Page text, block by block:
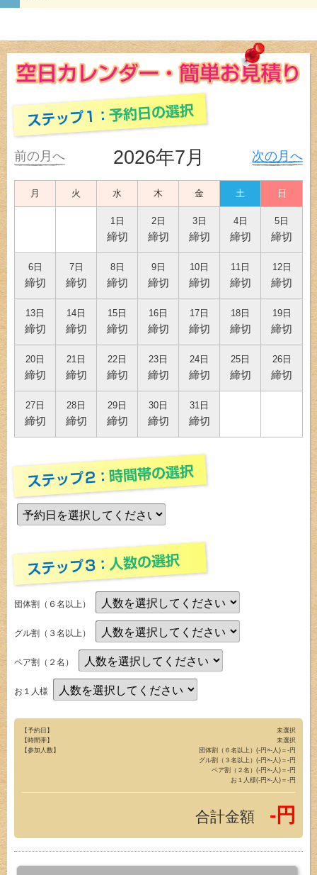
前の月へ 次の月へ
2026年7月
月 火 水 木 金 土 日
1日
締切
2日
締切
3日
締切
4日
締切
5日
締切
6日
締切
7日
締切
8日
締切
9日
締切
10日
締切
11日
締切
12日
締切
13日
締切
14日
締切
15日
締切
16日
締切
17日
締切
18日
締切
19日
締切
20日
締切
21日
締切
22日
締切
23日
締切
24日
締切
25日
締切
26日
締切
27日
締切
28日
締切
29日
締切
30日
締切
31日
締切
団体割（６名以上）
グル割（３名以上）
ペア割（２名）
お１人様
【予約日】
未選択
【時間帯】
未選択
【参加人数】
団体割（６名以上）(-円×-人)＝-円
グル割（３名以上）(-円×-人)＝-円
ペア割（２名）(-円×-人)＝-円
お１人様(-円×-人)＝-円
合計金額 -円